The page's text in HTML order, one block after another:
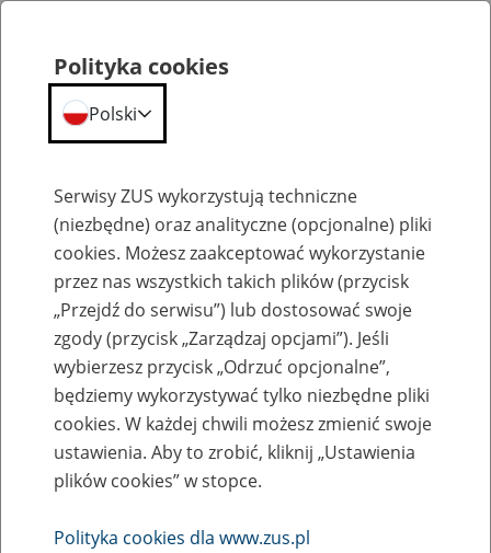
Szkolenia
Zaproś ZUS do siebie: eZUS, wizyty
rezerwowane, e-wizyty, Aktywni 50+
Rodzaj wydarzenia
Polityka cookies
Polski
Serwisy ZUS wykorzystują techniczne
(niezbędne) oraz analityczne (opcjonalne) pliki
cookies. Możesz zaakceptować wykorzystanie
przez nas wszystkich takich plików (przycisk
„Przejdź do serwisu”) lub dostosować swoje
zgody (przycisk „Zarządzaj opcjami”). Jeśli
wybierzesz przycisk „Odrzuć opcjonalne”,
będziemy wykorzystywać tylko niezbędne pliki
cookies. W każdej chwili możesz zmienić swoje
ustawienia. Aby to zrobić, kliknij „Ustawienia
plików cookies” w stopce.
Polityka cookies dla www.zus.pl